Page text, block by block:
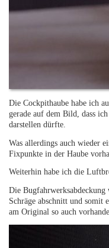
Die Cockpithaube habe ich
gerade auf dem Bild, dass
darstellen dürfte.
Was allerdings auch wieder
Fixpunkte in der Haube
Weiterhin habe ich die
Die
Schräge abschnitt und somit
am Original so auch